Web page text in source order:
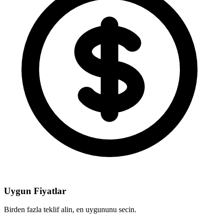
Uygun Fiyatlar
Birden fazla teklif alin, en uygununu secin.